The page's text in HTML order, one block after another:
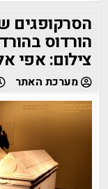
הסרקופגים
הורדוס
צילום: אפי
מערכת האתר